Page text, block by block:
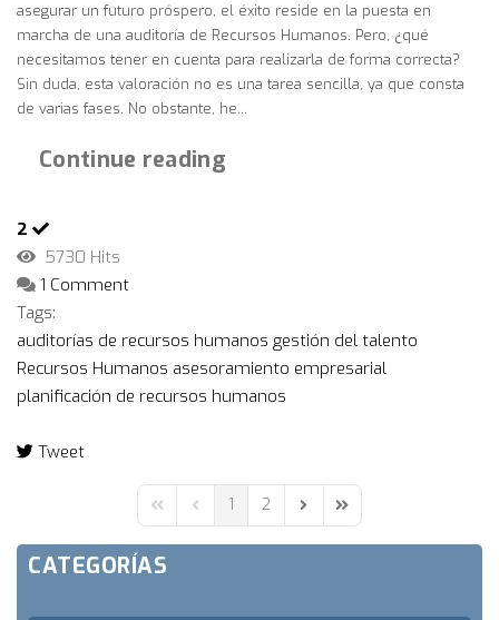
asegurar un futuro próspero, el éxito reside en la puesta en
marcha de una auditoría de Recursos Humanos. Pero, ¿qué
necesitamos tener en cuenta para realizarla de forma correcta?
Sin duda, esta valoración no es una tarea sencilla, ya que consta
de varias fases. No obstante, he...
Continue reading
2
5730 Hits
1 Comment
Tags:
auditorías de recursos humanos gestión del talento
Recursos Humanos asesoramiento empresarial
planificación de recursos humanos
Tweet
First PagePrevious Page
1 2 Next PageLast Page
CATEGORÍAS